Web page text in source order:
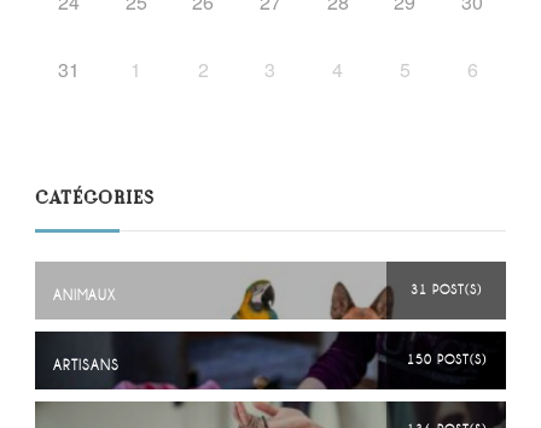
31 1 2 3 4 5 6
CATÉGORIES
ANIMAUX 31 POST(S)
ARTISANS 150 POST(S)